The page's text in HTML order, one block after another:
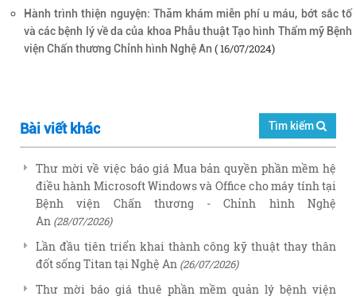
Hành trình thiện nguyện: Thăm khám miễn phí u máu, bớt sắc tố
và các bệnh lý về da của khoa Phẫu thuật Tạo hình Thẩm mỹ Bệnh
viện Chấn thương Chỉnh hình Nghệ An ( 16/07/2024)
Bài viết khác Tìm kiếm
Thư mời về việc báo giá Mua bản quyền phần mềm hệ
điều hành Microsoft Windows và Office cho máy tính tại
Bệnh viện Chấn thương - Chỉnh hình Nghệ
An (28/07/2026)
Lần đầu tiên triển khai thành công kỹ thuật thay thân
đốt sống Titan tại Nghệ An (26/07/2026)
Thư mời báo giá thuê phần mềm quản lý bệnh viện